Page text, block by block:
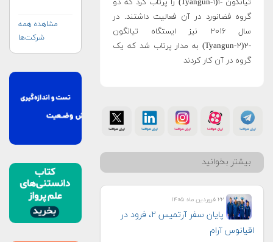
تیانگون -۱(Tyangun-۱) را پرتاب کرد که دو
گروه فضانورد در آن فعالیت داشتند. در
سال ۲۰۱۶ نیز ایستگاه تیانگون
-۲(Tyangun-۲) به مدار پرتاب شد که یک
گروه در آن کار کردند
بیشتر بخوانید
۲۲ فروردین ماه ۱۴۰۵
پایان سفر آرتمیس ۲، فرود در
اقیانوس آرام
مشاهده همه
شرکت‌ها